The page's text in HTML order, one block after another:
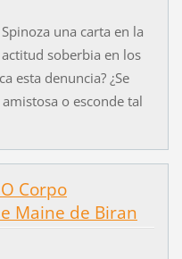
una carta en la
soberbia en los
esta denuncia? ¿Se
o esconde tal
Corpo
Maine de Biran